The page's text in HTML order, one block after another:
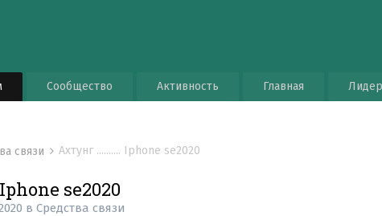
Сообщество Активность Главная
связи Ахтунг .......... Iphone se2020
se2020
вСредства связи